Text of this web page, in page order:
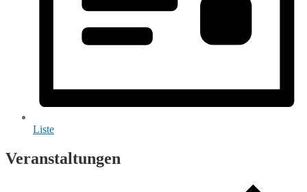
Liste
Veranstaltungen